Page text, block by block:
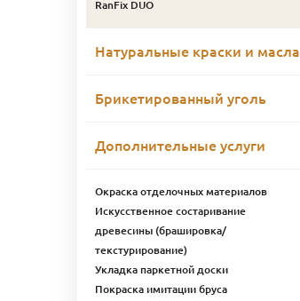
RanFix DUO
Натуральные краски и масла
Брикетированный уголь
Дополнительные услуги
Окраска отделочных материалов
Искусственное состаривание
древесины (брашировка/
текстурирование)
Укладка паркетной доски
Покраска имитации бруса